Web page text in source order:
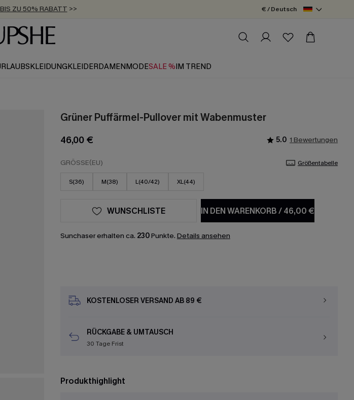
ZU -20% EXTRA ERHALTEN
VERSAND AB 89 €
€ / Deutsch
KLEIDERDAMENMODESALE %IM TREND
Grüner Puffärmel-Pullover mit Wabenmuster
46,00 € 5.0 1 Bewertungen
GRÖSSE(EU) Größentabelle
S(36) M(38) L(40/42) XL(44)
IN DEN WARENKORB/46,00 €
WUNSCHLISTE
Sunchaser erhalten ca. 230Punkte. Details ansehen
KOSTENLOSER VERSAND AB 89 €
RÜCKGABE & UMTAUSCH
30 Tage Frist
Produkthighlight